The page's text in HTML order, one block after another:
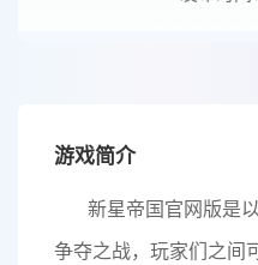
游戏简介
新星帝国官网版是
争夺之战，玩家们之间